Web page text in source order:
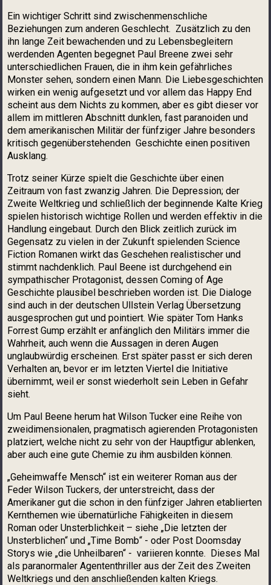
Ein wichtiger Schritt sind zwischenmenschliche
Beziehungen zum anderen Geschlecht. Zusätzlich zu den
ihn lange Zeit bewachenden und zu Lebensbegleitern
werdenden Agenten begegnet Paul Breene zwei sehr
unterschiedlichen Frauen, die in ihm kein gefährliches
Monster sehen, sondern einen Mann. Die Liebesgeschichten
wirken ein wenig aufgesetzt und vor allem das Happy End
scheint aus dem Nichts zu kommen, aber es gibt dieser vor
allem im mittleren Abschnitt dunklen, fast paranoiden und
dem amerikanischen Militär der fünfziger Jahre besonders
kritisch gegenüberstehenden Geschichte einen positiven
Ausklang.
Trotz seiner Kürze spielt die Geschichte über einen
Zeitraum von fast zwanzig Jahren. Die Depression; der
Zweite Weltkrieg und schließlich der beginnende Kalte Krieg
spielen historisch wichtige Rollen und werden effektiv in die
Handlung eingebaut. Durch den Blick zeitlich zurück im
Gegensatz zu vielen in der Zukunft spielenden Science
Fiction Romanen wirkt das Geschehen realistischer und
stimmt nachdenklich. Paul Beene ist durchgehend ein
sympathischer Protagonist, dessen Coming of Age
Geschichte plausibel beschrieben worden ist. Die Dialoge
sind auch in der deutschen Ullstein Verlag Übersetzung
ausgesprochen gut und pointiert. Wie später Tom Hanks
Forrest Gump erzählt er anfänglich den Militärs immer die
Wahrheit, auch wenn die Aussagen in deren Augen
unglaubwürdig erscheinen. Erst später passt er sich deren
Verhalten an, bevor er im letzten Viertel die Initiative
übernimmt, weil er sonst wiederholt sein Leben in Gefahr
sieht.
Um Paul Beene herum hat Wilson Tucker eine Reihe von
zweidimensionalen, pragmatisch agierenden Protagonisten
platziert, welche nicht zu sehr von der Hauptfigur ablenken,
aber auch eine gute Chemie zu ihm ausbilden können.
„Geheimwaffe Mensch“ ist ein weiterer Roman aus der
Feder Wilson Tuckers, der unterstreicht, dass der
Amerikaner gut die schon in den fünfziger Jahren etablierten
Kernthemen wie übernatürliche Fähigkeiten in diesem
Roman oder Unsterblichkeit – siehe „Die letzten der
Unsterblichen“ und „Time Bomb“ - oder Post Doomsday
Storys wie „die Unheilbaren“ - variieren konnte. Dieses Mal
als paranormaler Agententhriller aus der Zeit des Zweiten
Weltkriegs und den anschließenden kalten Kriegs.